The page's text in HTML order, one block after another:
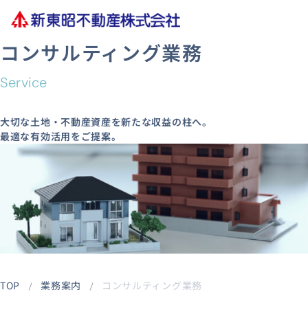
コンサルティング業務
Service
大切な土地・不動産資産を新たな収益の柱へ。
最適な有効活用をご提案。
TOP 業務案内 コンサルティング業務